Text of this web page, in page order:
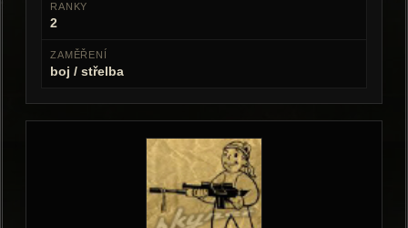
RANKY
2
ZAMĚŘENÍ
boj / střelba